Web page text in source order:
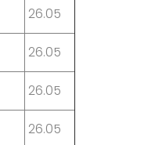
26.05
26.05
26.05
26.05